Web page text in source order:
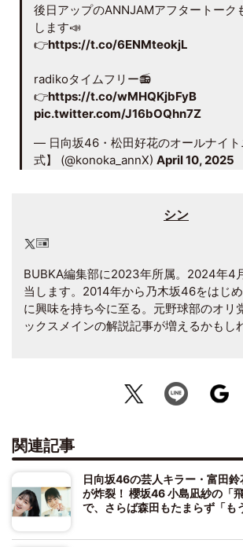
後日アップのANNJAMアフタートーク
します📣
👉https://t.co/6ENMteokjL
radikoタイムフリー📻
👉https://t.co/wMHQKjbFyB
pic.twitter.com/J16bOQhn7Z
— 日向坂46・松田好花のオールナイト
式】 (@konoka_annX) April 10, 2025
シン
BUBKA編集部に2023年所属。2024年4
当します。2014年から乃木坂46をはじ
に興味を持ち今に至る。元野球部のオリ
ックスメインの解説記事が増えるかもし
関連記事
日向坂46の芸人キラー・富田鈴
が炸裂！ 櫻坂46 小島凪紗の「
で、さらば森田もたまらず「も